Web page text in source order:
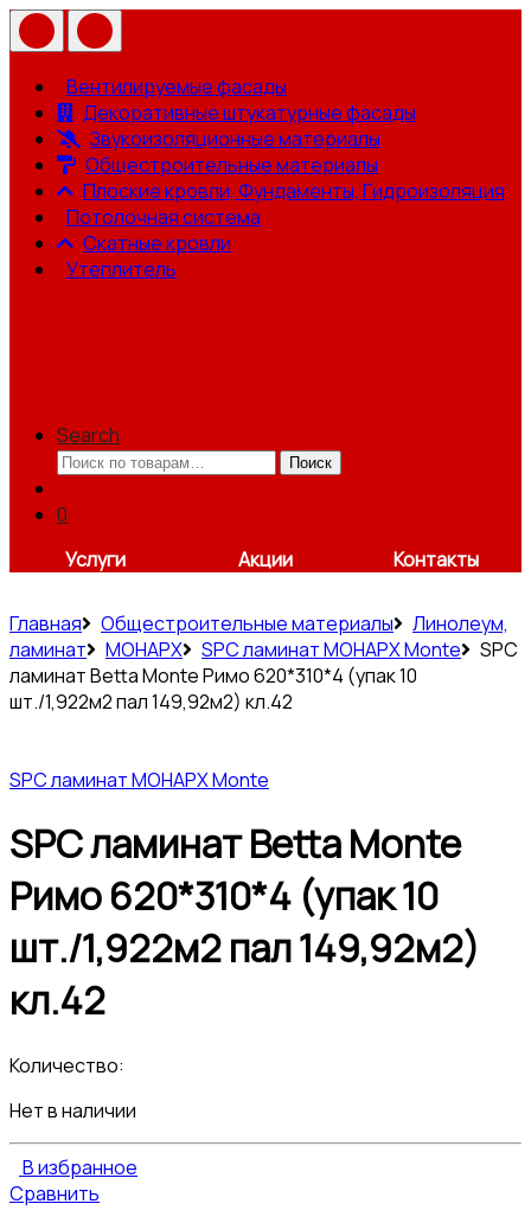
Вентилируемые фасады
Декоративные штукатурные фасады
Звукоизоляционные материалы
Общестроительные материалы
Плоские кровли, Фундаменты, Гидроизоляция
Потолочная система
Скатные кровли
Утеплитель
Search
Искать:
Поиск
0
Услуги
Акции Контакты
Главная Общестроительные материалы
Линолеум,
ламинат
МОНАРХ SPC ламинат МОНАРХ Monte
SPC
ламинат Betta Monte Римо 620*310*4 (упак 10
шт./1,922м2 пал 149,92м2) кл.42
SPC ламинат МОНАРХ Monte
SPC ламинат Betta Monte
Римо 620*310*4 (упак 10
шт./1,922м2 пал 149,92м2)
кл.42
Количество:
Нет в наличии
В избранное
Сравнить